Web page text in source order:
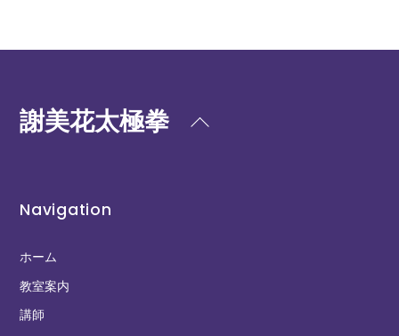
Back
謝美花太極拳
Navigation
ホーム
教室案内
講師